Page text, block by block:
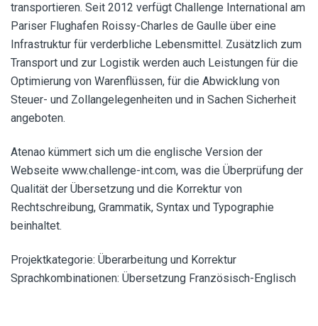
transportieren. Seit 2012 verfügt Challenge International am
Pariser Flughafen Roissy-Charles de Gaulle über eine
Infrastruktur für verderbliche Lebensmittel. Zusätzlich zum
Transport und zur Logistik werden auch Leistungen für die
Optimierung von Warenflüssen, für die Abwicklung von
Steuer- und Zollangelegenheiten und in Sachen Sicherheit
angeboten.
Atenao kümmert sich um die englische Version der
Webseite www.challenge-int.com, was die Überprüfung der
Qualität der Übersetzung und die Korrektur von
Rechtschreibung, Grammatik, Syntax und Typographie
beinhaltet.
Projektkategorie: Überarbeitung und Korrektur
Sprachkombinationen: Übersetzung Französisch-Englisch